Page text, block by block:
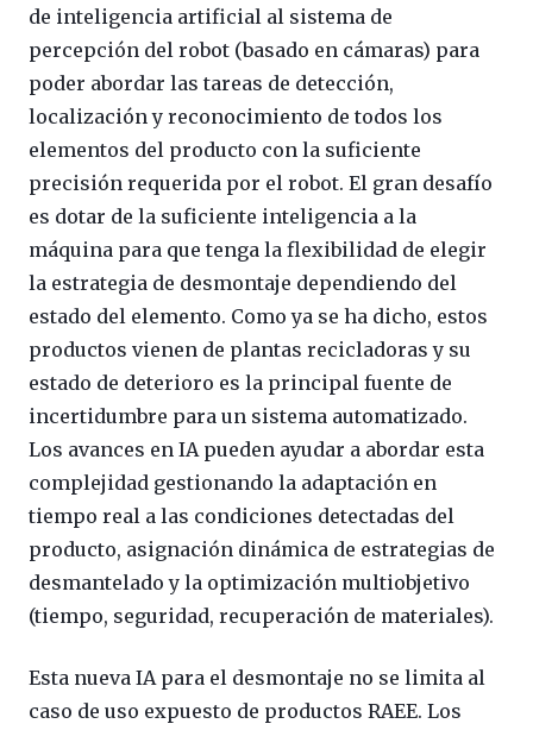
de inteligencia artificial al sistema de
percepción del robot (basado en cámaras) para
poder abordar las tareas de detección,
localización y reconocimiento de todos los
elementos del producto con la suficiente
precisión requerida por el robot. El gran desafío
es dotar de la suficiente inteligencia a la
máquina para que tenga la flexibilidad de elegir
la estrategia de desmontaje dependiendo del
estado del elemento. Como ya se ha dicho, estos
productos vienen de plantas recicladoras y su
estado de deterioro es la principal fuente de
incertidumbre para un sistema automatizado.
Los avances en IA pueden ayudar a abordar esta
complejidad gestionando la adaptación en
tiempo real a las condiciones detectadas del
producto, asignación dinámica de estrategias de
desmantelado y la optimización multiobjetivo
(tiempo, seguridad, recuperación de materiales).
Esta nueva IA para el desmontaje no se limita al
caso de uso expuesto de productos RAEE. Los